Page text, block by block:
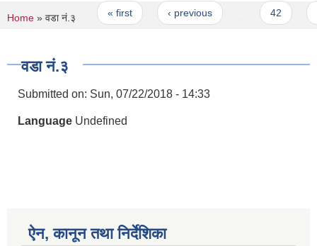
Pages
« first ‹ previous
You are here
Home » वडा नं.३
वडा नं.३
Submitted on: Sun, 07/22/2018 - 14:33
Language Undefined
ऐन, कानून तथा निर्देशिका